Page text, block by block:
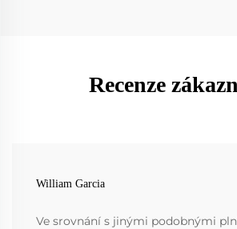
Recenze
William Garcia
Ve srovnání s jinými podobnými